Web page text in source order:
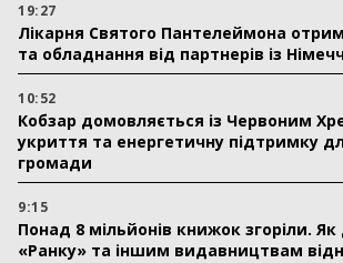
19:27
Лікарня Святого Пантелеймона
та обладнання від партнерів із
10:52
Кобзар домовляється із Червоним
укриття та енергетичну підтримку
громади
9:15
Понад 8 мільйонів книжок згоріли.
«Ранку» та іншим видавництвам